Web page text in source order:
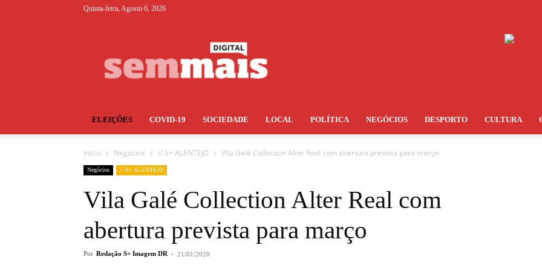
Quinta-feira, Agosto 6, 2026
ELEIÇÕES COVID-19 SOCIEDADE LOCAL POLÍTICA NEGÓCIOS DESPORTO CULTURA
Início Negócios // S+ ALENTEJO Vila Galé Collection Alter Real com abertura prevista para março
Negócios // S+ ALENTEJO
Vila Galé Collection Alter Real com
abertura prevista para março
Por Redação S+ Imagem DR - 21/01/2020